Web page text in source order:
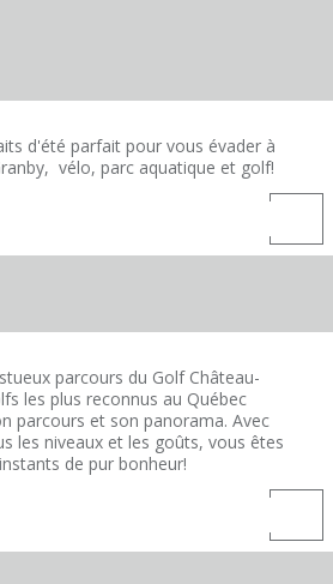
d'été parfait pour vous évader à
vélo, parc aquatique et golf!
parcours du Golf Château-
les plus reconnus au Québec
parcours et son panorama. Avec
les niveaux et les goûts, vous êtes
de pur bonheur!